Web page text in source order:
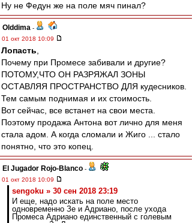
Ну не Федун же на поле мяч пинал?
Olddima -
01 окт 2018 10:09
Лопасть
Почему при Промесе забивали и другие?
ПОТОМУ,ЧТО ОН РАЗРЯЖАЛ ЗОНЫ
ОСТАВЛЯЯ ПРОСТРАНСТВО ДЛЯ кудесников.
Тем самым поднимая и их стоимость.
Вот сейчас, все встанет на свои места.
Поэтому продажа Антона вот лично для меня
стала адом. А когда сломали и Жиго ... стало
понятно, что это копец.
El Jugador Rojo-Blanco -
01 окт 2018 10:09
sengoku » 30 сен 2018 23:19
И еще, надо искать на поле место
одновременно Зе и Адриано, после ухода
Промеса Адриано единственный с голевым